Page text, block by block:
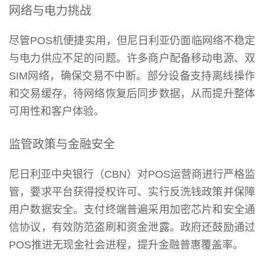
网络与电力挑战
尽管POS机便捷实用，但尼日利亚仍面临网络不稳定
与电力供应不足的问题。许多商户配备移动电源、双
SIM网络，确保交易不中断。部分设备支持离线操作
和交易缓存，待网络恢复后同步数据，从而提升整体
可用性和客户体验。
监管政策与金融安全
尼日利亚中央银行（CBN）对POS运营商进行严格监
管，要求平台获得授权许可、实行反洗钱政策并保障
用户数据安全。支付终端普遍采用加密芯片和安全通
信协议，有效防范盗刷和资金泄露。政府还鼓励通过
POS推进无现金社会进程，提升金融普惠覆盖率。